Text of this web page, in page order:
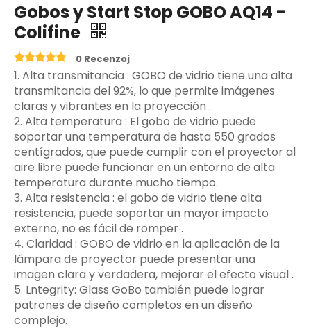
Gobos y Start Stop GOBO AQ14 -
Colifine
0 Recenzoj
‌1. Alta transmitancia ‌: GOBO de vidrio tiene una alta
transmitancia del 92%, lo que permite imágenes
claras y vibrantes en la proyección ‌.
2. Alta temperatura ‌: El gobo de vidrio puede
soportar una temperatura de hasta 550 grados
centígrados, que puede cumplir con el proyector al
aire libre puede funcionar en un entorno de alta
temperatura durante mucho tiempo.
3.‌ Alta resistencia ‌: el gobo de vidrio tiene alta
resistencia, puede soportar un mayor impacto
externo, no es fácil de romper ‌.
4. Claridad ‌: GOBO de vidrio en la aplicación de la
lámpara de proyector puede presentar una
imagen clara y verdadera, mejorar el efecto visual ‌.
5. Lntegrity: Glass GoBo también puede lograr
patrones de diseño completos en un diseño
complejo.